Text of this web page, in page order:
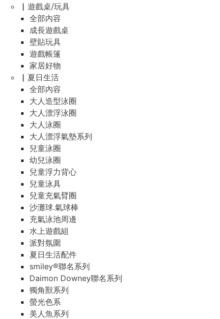
▏遊戲桌/玩具
全部內容
成長遊戲桌
壁貼玩具
遊戲帳篷
家居好物
▏夏日生活
全部內容
大人造型泳圈
大人漂浮泳圈
大人泳圈
大人漂浮氣墊系列
兒童泳圈
幼兒泳圈
兒童浮力背心
兒童泳具
兒童充氣臂圈
沙灘球.氣球棒
充氣泳池周邊
水上遊戲組
派對氛圍
夏日生活配件
smiley®聯名系列
Daimon Downey聯名系列
獨角獸系列
螢光色系
美人魚系列